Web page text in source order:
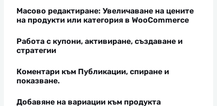
Масово редактиране: Увеличаване на цените
на продукти или категория в WooCommerce
Работа с купони, активиране, създаване и
стратегии
Коментари към Публикации, спиране и
показване.
Добавяне на вариации към продукта